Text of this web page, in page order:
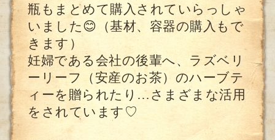
瓶もまとめて購入されていらっしゃ
いました😊（基材、容器の購入もで
きます）
妊婦である会社の後輩へ、ラズベリ
ーリーフ（安産のお茶）のハーブテ
ィーを贈られたり…さまざまな活用
をされています♡